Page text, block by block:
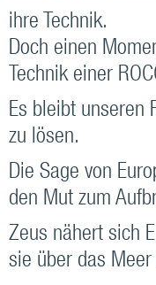
ihre Technik.
Doch einen
Technik einer
Es bleibt unseren
zu lösen.
Die Sage von
den Mut zum
Zeus nähert sich
sie über das